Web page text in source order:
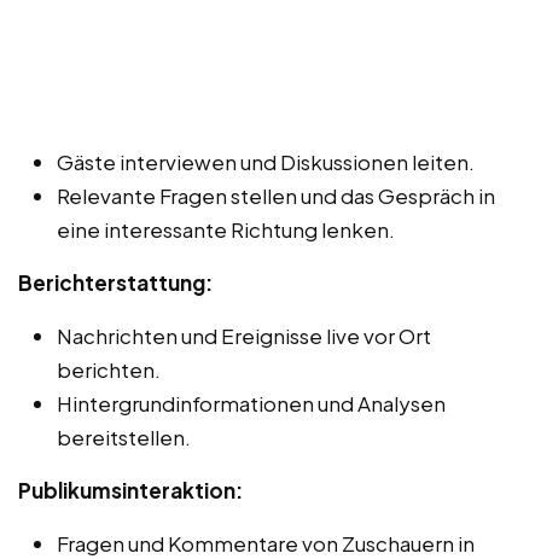
Gäste interviewen und Diskussionen leiten.
Relevante Fragen stellen und das Gespräch in
eine interessante Richtung lenken.
Berichterstattung:
Nachrichten und Ereignisse live vor Ort
berichten.
Hintergrundinformationen und Analysen
bereitstellen.
Publikumsinteraktion:
Fragen und Kommentare von Zuschauern in